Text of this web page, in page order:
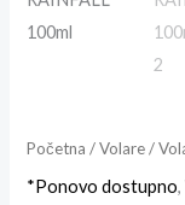
Početna /Volare/
*Ponovo dostupno,
količina